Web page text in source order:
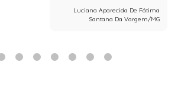
Luciana Aparecida De Fátima
Santana Da Vargem/MG